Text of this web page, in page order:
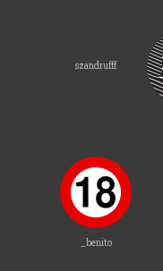
szandrufff
_benito